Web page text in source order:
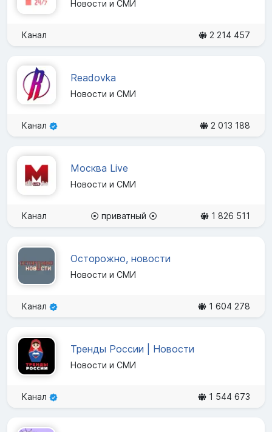
Новости и СМИ
Канал 2 214 457
Readovka
Новости и СМИ
Канал 2 013 188
Москва Live
Новости и СМИ
Канал ⦿ приватный ⦿ 1 826 511
Осторожно, новости
Новости и СМИ
Канал 1 604 278
Тренды России | Новости
Новости и СМИ
Канал 1 544 673